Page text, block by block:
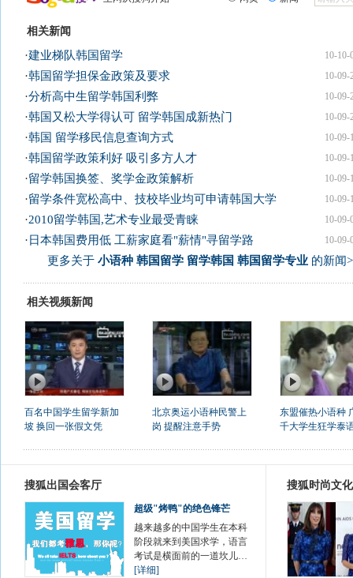
相关新闻
10-10-
·建业梯队韩国留学
10-09-
·韩国留学担保金政策及要求
10-09-
·分析高中生留学韩国利弊
10-09-
·韩国又松大学得认可 留学韩国成新热门
10-09-
·韩国 留学移民信息查询方式
10-09-
·韩国留学政策利好 吸引多方人才
10-09-
·留学韩国换签、奖学金政策解析
10-09-
·留学条件宽松高中、技校毕业均可申请韩国大学
10-09-
·2010留学韩国,艺术专业最受青睐
10-09-
· 日本韩国费用低 工薪家庭看"薪情"寻留学路
更多关于 小语种 韩国留学 留学韩国 韩国留学专业的新闻
相关视频新闻
百名中国学生留学新加
坡 换回一张假文凭
北京奥运小语种民警上
岗 提醒注意手势
东盟催热小语种
千大学生狂学泰
搜狐出国会客厅
超级"烤鸭"的绝色锋芒
越来越多的中国学生在本科
阶段就来到美国求学，语言
考试是横面前的一道坎儿…
[详细]
搜狐时尚文